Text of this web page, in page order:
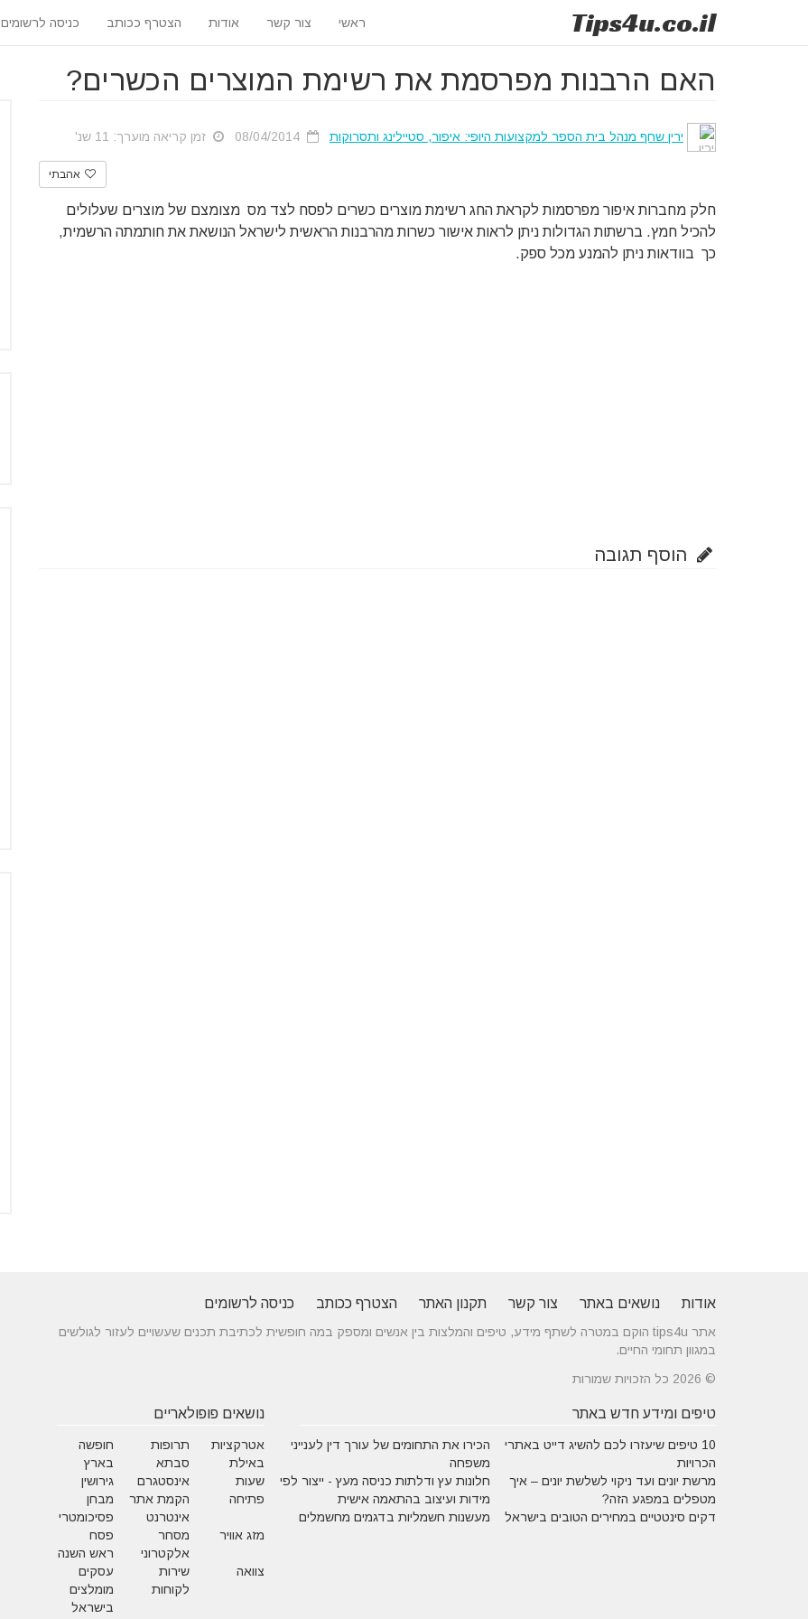
Tips4u.co.il ראשי צור קשר אודות הצטרף ככותב כניסה לרשומים
האם הרבנות מפרסמת את רשימת המוצרים הכשרים?
ירין שחף מנהל בית הספר למקצועות היופי: איפור, סטיילינג ותסרוקות זמן קריאה מוערך: 11 שנ'
אהבתי
חלק מחברות איפור מפרסמות לקראת החג רשימת מוצרים כשרים לפסח לצד מס מצומצם של מוצרים שעלולים
להכיל חמץ. ברשתות הגדולות ניתן לראות אישור כשרות מהרבנות הראשית לישראל הנושאת את חותמתה הרשמית,
כך בוודאות ניתן להמנע מכל ספק.
הוסף תגובה
אודות נושאים באתר צור קשר תקנון האתר הצטרף ככותב כניסה לרשומים
אתר tips4u הוקם במטרה לשתף מידע, טיפים והמלצות בין אנשים ומספק במה חופשית לכתיבת תכנים שעשויים לעזור לגולשים
במגוון תחומי החיים.
© 2026 כל הזכויות שמורות
טיפים ומידע חדש באתר
10 טיפים שיעזרו לכם להשיג דייט באתרי
הכרויות
הכירו את התחומים של עורך דין לענייני
משפחה
מרשת יונים ועד ניקוי לשלשת יונים – איך
מטפלים במפגע הזה?
חלונות עץ ודלתות כניסה מעץ - ייצור לפי
מידות ועיצוב בהתאמה אישית
דקים סינטטיים במחירים הטובים בישראל
מעשנות חשמליות בדגמים מחשמלים
נושאים פופולאריים
אטרקציות
באילת
תרופות
סבתא
חופשה
בארץ
שעות
פתיחה
אינסטגרם
גירושין
הקמת אתר
אינטרנט
מבחן
פסיכומטרי
מזג אוויר
מסחר
אלקטרוני
פסח
ראש השנה
צוואה
שירות
לקוחות
עסקים
מומלצים
בישראל